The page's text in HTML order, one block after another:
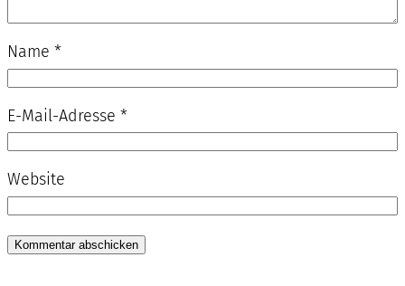
Name *
E-Mail-Adresse *
Website